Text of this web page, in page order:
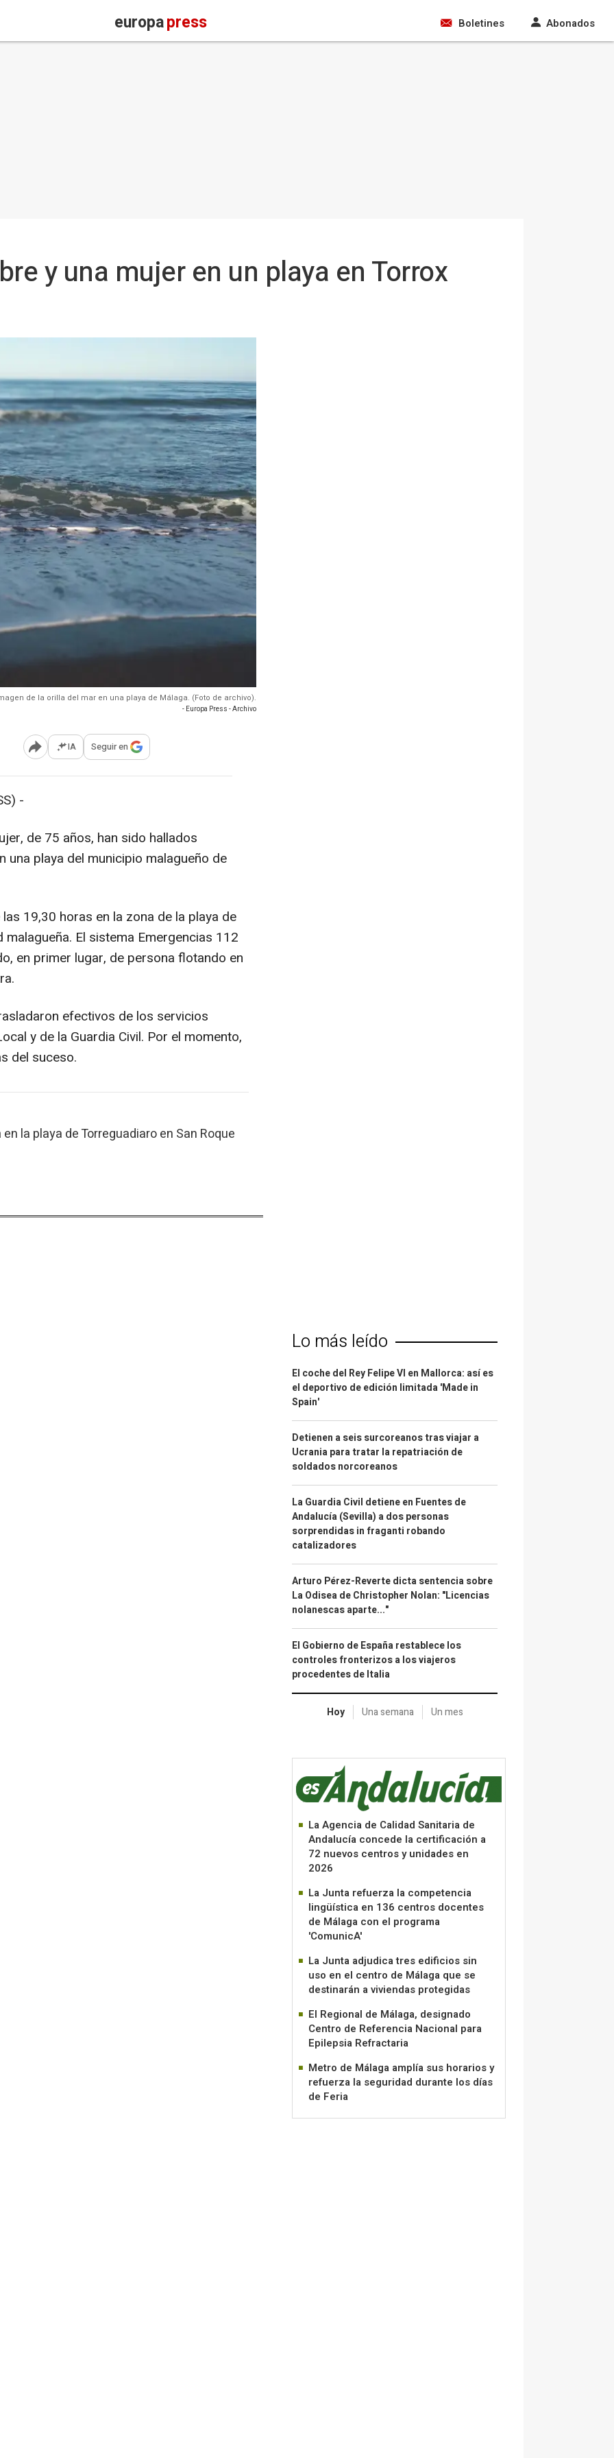
europapress Boletines Abonados
y una mujer en un playa en Torrox
de la orilla del mar en una playa de Málaga. (Foto de archivo).
- Europa Press - Archivo
Abrir opciones para compartir
IA Seguir en
-
de 75 años, han sido hallados
playa del municipio malagueño de
19,30 horas en la zona de la playa de
El sistema Emergencias 112
en primer lugar, de persona flotando en
efectivos de los servicios
y de la Guardia Civil. Por el momento,
del suceso.
la playa de Torreguadiaro en San Roque
Lo más leído
El coche del Rey Felipe VI en Mallorca: así es
el deportivo de edición limitada 'Made in
Spain'
Detienen a seis surcoreanos tras viajar a
Ucrania para tratar la repatriación de
soldados norcoreanos
La Guardia Civil detiene en Fuentes de
Andalucía (Sevilla) a dos personas
sorprendidas in fraganti robando
catalizadores
Arturo Pérez-Reverte dicta sentencia sobre
La Odisea de Christopher Nolan: "Licencias
nolanescas aparte..."
El Gobierno de España restablece los
controles fronterizos a los viajeros
procedentes de Italia
Hoy Una semana Un mes
La Agencia de Calidad Sanitaria de
Andalucía concede la certificación a
72 nuevos centros y unidades en
2026
La Junta refuerza la competencia
lingüística en 136 centros docentes
de Málaga con el programa
'ComunicA'
La Junta adjudica tres edificios sin
uso en el centro de Málaga que se
destinarán a viviendas protegidas
El Regional de Málaga, designado
Centro de Referencia Nacional para
Epilepsia Refractaria
Metro de Málaga amplía sus horarios y
refuerza la seguridad durante los días
de Feria